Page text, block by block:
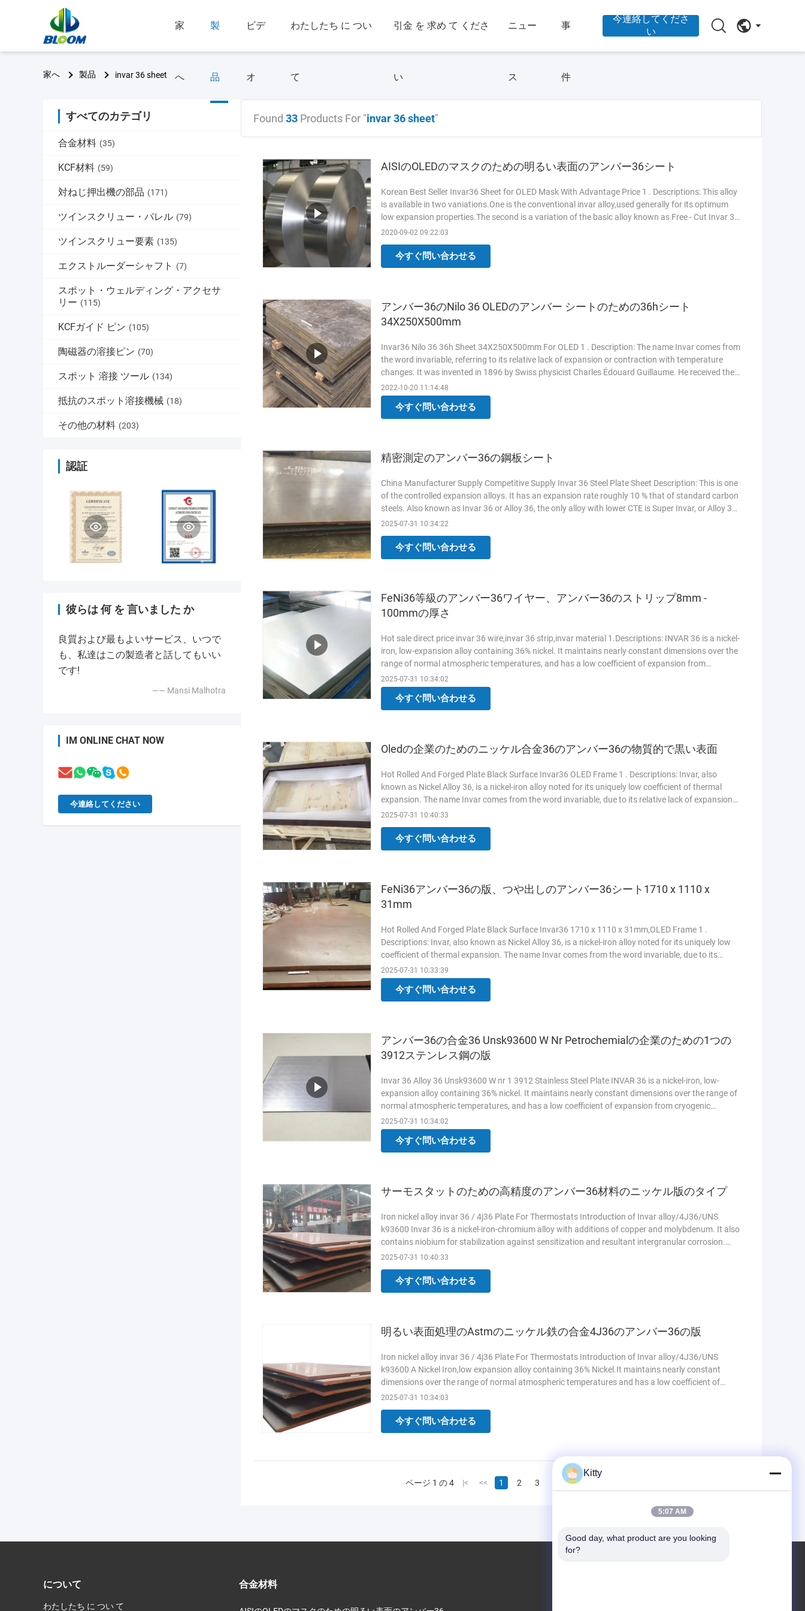
家
へ
製
品
ビデ
オ
わたしたち に つい
て
引金 を 求め て くださ
い
ニュー
ス
事
件
今連絡してくださ
い
家へ 製品 invar 36 sheet
すべてのカテゴリ
合金材料 (35)
KCF材料 (59)
対ねじ押出機の部品 (171)
ツインスクリュー・バレル (79)
ツインスクリュー要素 (135)
エクストルーダーシャフト (7)
スポット・ウェルディング・アクセサ
リー (115)
KCFガイド ピン (105)
陶磁器の溶接ピン (70)
スポット 溶接 ツール (134)
抵抗のスポット溶接機械 (18)
その他の材料 (203)
認証
彼らは 何 を 言いました か
良質および最もよいサービス、いつで
も、私達はこの製造者と話してもいい
です!
—— Mansi Malhotra
IM ONLINE CHAT NOW
今連絡してください
Found 33 Products For "invar 36 sheet"
AISIのOLEDのマスクのための明るい表面のアンバー36シート
Korean Best Seller Invar36 Sheet for OLED Mask With Advantage Price 1 . Descriptions: This alloy
is available in two vaniations.One is the conventional invar alloy,used generally for its optimum
low expansion properties.The second is a variation of the basic alloy known as Free - Cut Invar 36
alloy ... Read More
2020-09-02 09:22:03
今すぐ問い合わせる
アンバー36のNilo 36 OLEDのアンバー シートのための36hシート
34X250X500mm
Invar36 Nilo 36 36h Sheet 34X250X500mm For OLED 1 . Description: The name Invar comes from
the word invariable, referring to its relative lack of expansion or contraction with temperature
changes. It was invented in 1896 by Swiss physicist Charles Édouard Guillaume. He received the
Nobel Prize in ... Read More
2022-10-20 11:14:48
今すぐ問い合わせる
精密測定のアンバー36の鋼板シート
China Manufacturer Supply Competitive Supply Invar 36 Steel Plate Sheet Description: This is one
of the controlled expansion alloys. It has an expansion rate roughly 10 % that of standard carbon
steels. Also known as Invar 36 or Alloy 36, the only alloy with lower CTE is Super Invar, or Alloy 32-
6, ... Read More
2025-07-31 10:34:22
今すぐ問い合わせる
FeNi36等級のアンバー36ワイヤー、アンバー36のストリップ8mm -
100mmの厚さ
Hot sale direct price invar 36 wire,invar 36 strip,invar material 1.Descriptions: INVAR 36 is a nickel-
iron, low-expansion alloy containing 36% nickel. It maintains nearly constant dimensions over the
range of normal atmospheric temperatures, and has a low coefficient of expansion from
cryogenic ... Read More
2025-07-31 10:34:02
今すぐ問い合わせる
Oledの企業のためのニッケル合金36のアンバー36の物質的で黒い表面
Hot Rolled And Forged Plate Black Surface Invar36 OLED Frame 1 . Descriptions: Invar, also
known as Nickel Alloy 36, is a nickel-iron alloy noted for its uniquely low coefficient of thermal
expansion. The name Invar comes from the word invariable, due to its relative lack of expansion
or contraction ... Read More
2025-07-31 10:40:33
今すぐ問い合わせる
FeNi36アンバー36の版、つや出しのアンバー36シート1710 x 1110 x
31mm
Hot Rolled And Forged Plate Black Surface Invar36 1710 x 1110 x 31mm,OLED Frame 1 .
Descriptions: Invar, also known as Nickel Alloy 36, is a nickel-iron alloy noted for its uniquely low
coefficient of thermal expansion. The name Invar comes from the word invariable, due to its
relative lack of ...
2025-07-31 10:33:39
今すぐ問い合わせる
アンバー36の合金36 Unsk93600 W Nr Petrochemialの企業のための1つの
3912ステンレス鋼の版
Invar 36 Alloy 36 Unsk93600 W nr 1 3912 Stainless Steel Plate INVAR 36 is a nickel-iron, low-
expansion alloy containing 36% nickel. It maintains nearly constant dimensions over the range of
normal atmospheric temperatures, and has a low coefficient of expansion from cryogenic
temperatures to about ...
2025-07-31 10:34:02
今すぐ問い合わせる
サーモスタットのための高精度のアンバー36材料のニッケル版のタイプ
Iron nickel alloy invar 36 / 4j36 Plate For Thermostats Introduction of Invar alloy/4J36/UNS
k93600 Invar 36 is a nickel-iron-chromium alloy with additions of copper and molybdenum. It also
contains niobium for stabilization against sensitization and resultant intergranular corrosion.
Invar 36 has ... Read More
2025-07-31 10:40:33
今すぐ問い合わせる
明るい表面処理のAstmのニッケル鉄の合金4J36のアンバー36の版
Iron nickel alloy invar 36 / 4j36 Plate For Thermostats Introduction of Invar alloy/4J36/UNS
k93600 A Nickel Iron,low expansion alloy containing 36% Nickel.It maintains nearly constant
dimensions over the range of normal atmospheric temperatures and has a low coefficient of
expansion from cryogenic ...
2025-07-31 10:34:03
今すぐ問い合わせる
ページ 1 の 4 |< << 1 2 3 >>
について
わたしたち に つい て
合金材料
Kitty
5:07 AM
Good day, what product are you looking
for?